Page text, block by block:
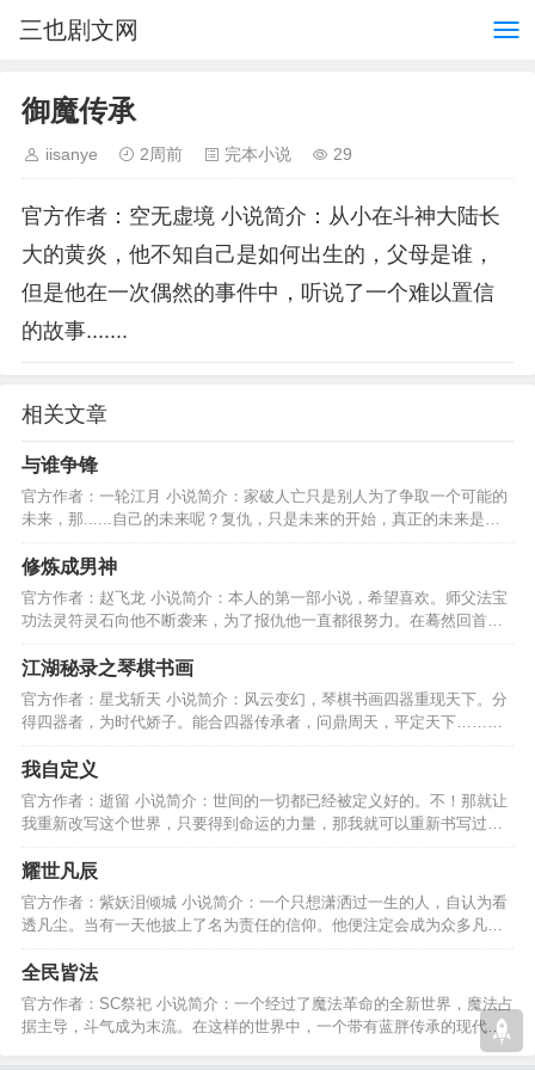
三也剧文网
御魔传承
iisanye 2周前 完本小说 29
官方作者：空无虚境 小说简介：从小在斗神大陆长
大的黄炎，他不知自己是如何出生的，父母是谁，
但是他在一次偶然的事件中，听说了一个难以置信
的故事.......
相关文章
与谁争锋
官方作者：一轮江月 小说简介：家破人亡只是别人为了争取一个可能的
未来，那......自己的未来呢？复仇，只是未来的开始，真正的未来是守
护眼前拥有的一切！…
修炼成男神
官方作者：赵飞龙 小说简介：本人的第一部小说，希望喜欢。师父法宝
功法灵符灵石向他不断袭来，为了报仇他一直都很努力。在蓦然回首后
那人却在灯火阑珊处。…
江湖秘录之琴棋书画
官方作者：星戈斩天 小说简介：风云变幻，琴棋书画四器重现天下。分
得四器者，为时代娇子。能合四器传承者，问鼎周天，平定天下……少
年，你的路还很长………
我自定义
官方作者：逝留 小说简介：世间的一切都已经被定义好的。不！那就让
我重新改写这个世界，只要得到命运的力量，那我就可以重新书写过
去，现在，哪怕是未来！…
耀世凡辰
官方作者：紫妖泪倾城 小说简介：一个只想潇洒过一生的人，自认为看
透凡尘。当有一天他披上了名为责任的信仰。他便注定会成为众多凡辰
中最耀眼的那一颗——…
全民皆法
官方作者：SC祭祀 小说简介：一个经过了魔法革命的全新世界，魔法占
据主导，斗气成为末流。在这样的世界中，一个带有蓝胖传承的现代人